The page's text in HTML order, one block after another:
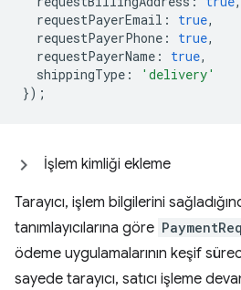
requestPayerEmail : true,
requestPayerPhone : true,
requestPayerName : true,
shippingType :
'delivery'
});
İşlem kimliği ekleme
Tarayıcı, işlem bilgilerini
tanımlayıcılarına göre
ödeme uygulamalarının keşif
sayede tarayıcı, satıcı işleme